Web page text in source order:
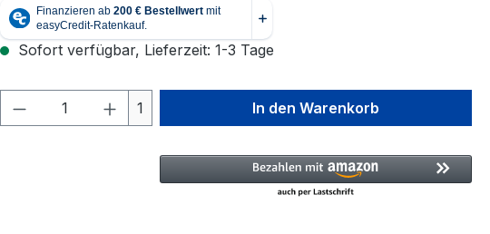
Sofort verfügbar, Lieferzeit: 1-3 Tage
Produkt Anzahl: Gib den gewünschten Wert
1 In den Warenkorb